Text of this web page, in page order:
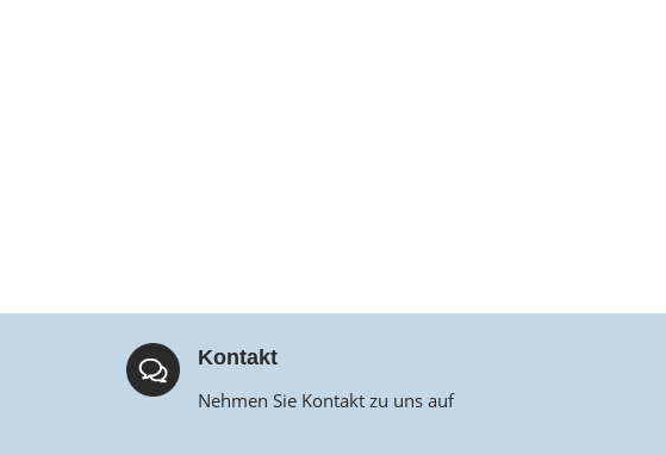
Kontakt
Nehmen Sie Kontakt zu uns auf